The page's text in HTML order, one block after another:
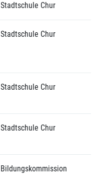
Stadtschule Chur
Stadtschule Chur
Stadtschule Chur
Stadtschule Chur
Bildungskommission